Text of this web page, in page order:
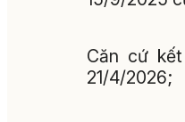
Căn cứ
21/4/2026;